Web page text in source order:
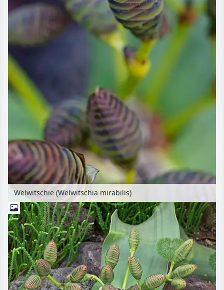
Welwitschie (Welwitschia mirabilis)